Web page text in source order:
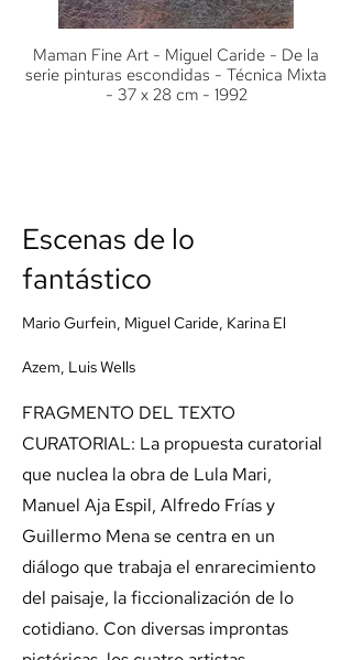
Maman Fine Art - Miguel Caride - De la
serie pinturas escondidas - Técnica Mixta
- 37 x 28 cm - 1992
Escenas de lo
fantástico
Mario Gurfein, Miguel Caride, Karina El
Azem, Luis Wells
FRAGMENTO DEL TEXTO
CURATORIAL: La propuesta curatorial
que nuclea la obra de Lula Mari,
Manuel Aja Espil, Alfredo Frías y
Guillermo Mena se centra en un
diálogo que trabaja el enrarecimiento
del paisaje, la ficcionalización de lo
cotidiano. Con diversas improntas